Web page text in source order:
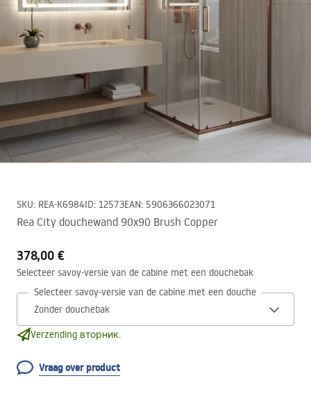
SKU: REA-K6984ID: 12573EAN: 5906366023071
Rea City douchewand 90x90 Brush Copper
378,00 €
Selecteer savoy-versie van de cabine met een douchebak
Selecteer savoy-versie van de cabine met een douchebak
Verzending вторник.
Vraag over product